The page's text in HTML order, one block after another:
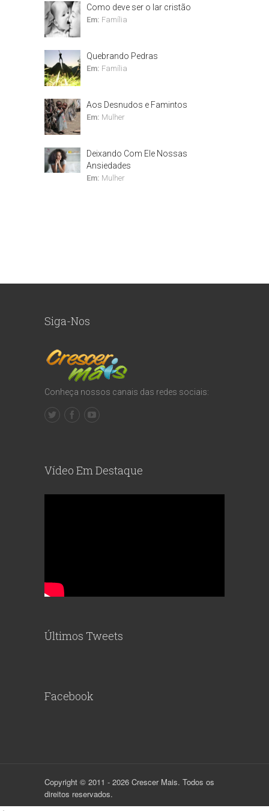
Como deve ser o lar cristão
Em: Família
Quebrando Pedras
Em: Família
Aos Desnudos e Famintos
Em: Mulher
Deixando Com Ele Nossas
Ansiedades
Em: Mulher
Siga-Nos
Conheça nossos canais das redes sociais:
Vídeo Em Destaque
Últimos Tweets
Facebook
Copyright © 2011 - 2026 Crescer Mais. Todos os
direitos reservados.